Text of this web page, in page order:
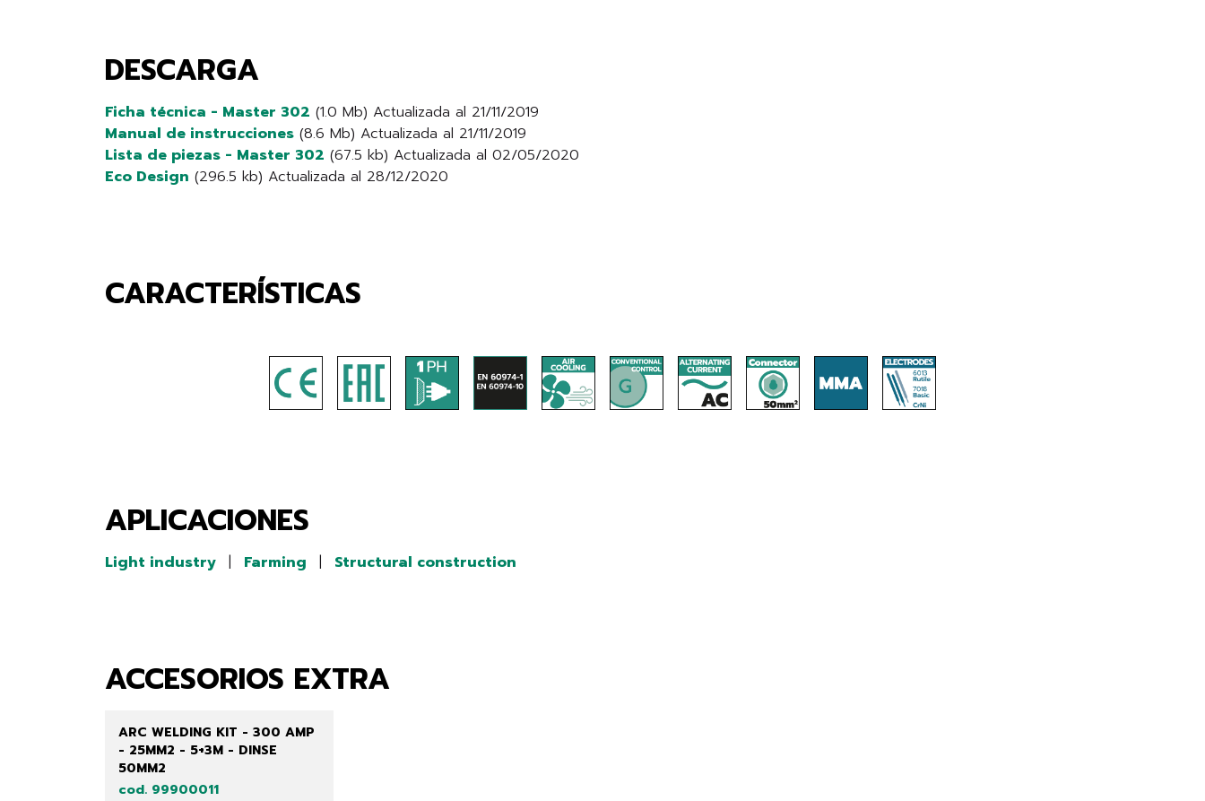
DESCARGA
Ficha técnica - Master 302 (1.0 Mb) Actualizada al 21/11/2019
Manual de instrucciones (8.6 Mb) Actualizada al 21/11/2019
Lista de piezas - Master 302 (67.5 kb) Actualizada al 02/05/2020
Eco Design (296.5 kb) Actualizada al 28/12/2020
CARACTERÍSTICAS
APLICACIONES
Light industry | Farming | Structural construction
ACCESORIOS EXTRA
ARC WELDING KIT - 300 AMP
- 25MM2 - 5+3M - DINSE
50MM2
cod. 99900011